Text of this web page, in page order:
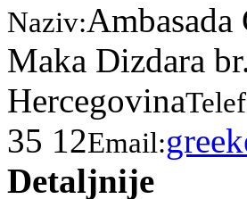
Naziv:
Maka Dizdara
Hercegovina
35 12Email:
Detaljnije